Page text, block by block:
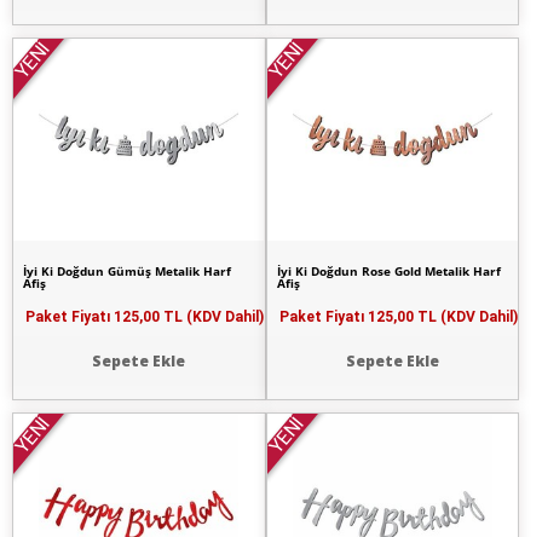
YENİ
İyi Ki Doğdun Gümüş Metalik Harf
Afiş
Paket Fiyatı 125,00 TL (KDV Dahil)
Sepete Ekle
YENİ
İyi Ki Doğdun Rose Gold Metalik Harf
Afiş
Paket Fiyatı 125,00 TL (KDV Dahil)
Sepete Ekle
YENİ YENİ